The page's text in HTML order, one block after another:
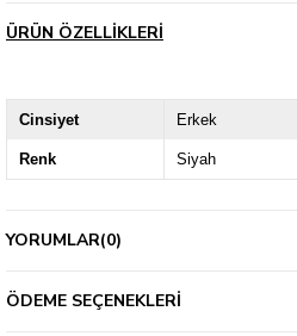
ÜRÜN ÖZELLIKLERI
Cinsiyet Erkek
Renk Siyah
YORUMLAR(0)
ÖDEME SEÇENEKLERI